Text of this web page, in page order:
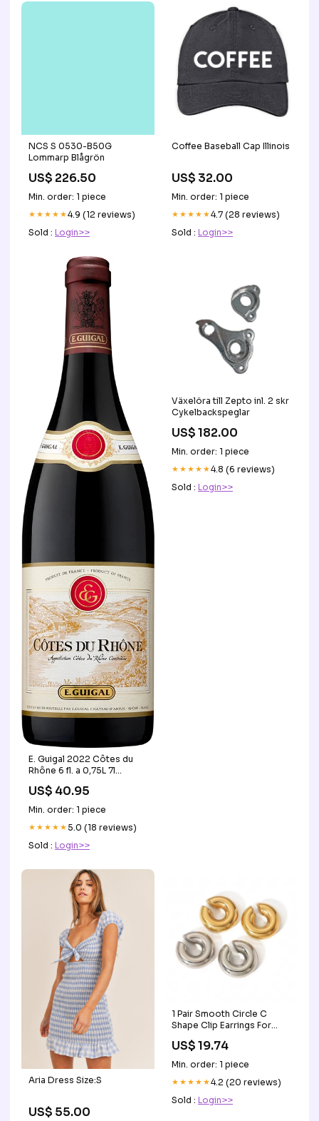
NCS S 0530-B50G
Lommarp Blågrön
US$ 226.50
Min. order: 1 piece
★★★★★4.9 (12 reviews)
Sold : Login>>
Coffee Baseball Cap Illinois
US$ 32.00
Min. order: 1 piece
★★★★★4.7 (28 reviews)
Sold : Login>>
E. Guigal 2022 Côtes du
Rhône 6 fl. a 0,75L 7l
US$ 40.95
Min. order: 1 piece
★★★★★5.0 (18 reviews)
Sold : Login>>
Växelöra till Zepto inl. 2 skr
Cykelbackspeglar
US$ 182.00
Min. order: 1 piece
★★★★★4.8 (6 reviews)
Sold : Login>>
Aria Dress Size:S
US$ 55.00
1 Pair Smooth Circle C
Shape Clip Earrings For
Without Piercing Cartilage
Ear Cuff Gold Silver Color
Earrings Jewelry Sets
US$ 19.74
Min. order: 1 piece
★★★★★4.2 (20 reviews)
Sold : Login>>